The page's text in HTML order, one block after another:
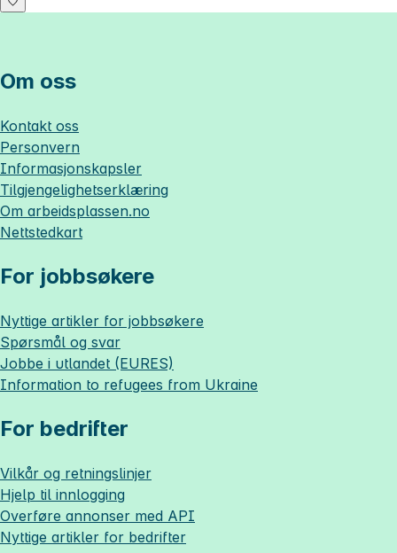
Om oss
Kontakt oss
Personvern
Informasjonskapsler
Tilgjengelighetserklæring
Om arbeidsplassen.no
Nettstedkart
For jobbsøkere
Nyttige artikler for jobbsøkere
Spørsmål og svar
Jobbe i utlandet (EURES)
Information to refugees from Ukraine
For bedrifter
Vilkår og retningslinjer
Hjelp til innlogging
Overføre annonser med API
Nyttige artikler for bedrifter